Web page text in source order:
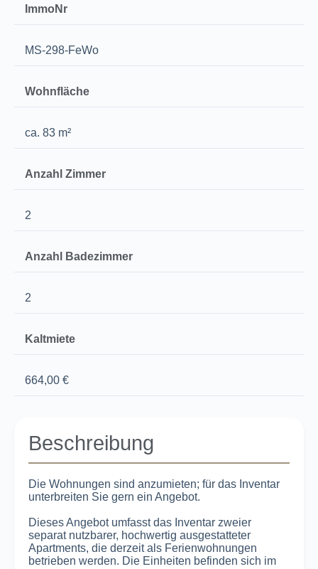
ImmoNr
MS-298-FeWo
Wohnfläche
ca. 83 m²
Anzahl Zimmer
2
Anzahl Badezimmer
2
Kaltmiete
664,00 €
Beschreibung
Die Wohnungen sind anzumieten; für das Inventar
unterbreiten Sie gern ein Angebot.
Dieses Angebot umfasst das Inventar zweier
separat nutzbarer, hochwertig ausgestatteter
Apartments, die derzeit als Ferienwohnungen
betrieben werden. Die Einheiten befinden sich im